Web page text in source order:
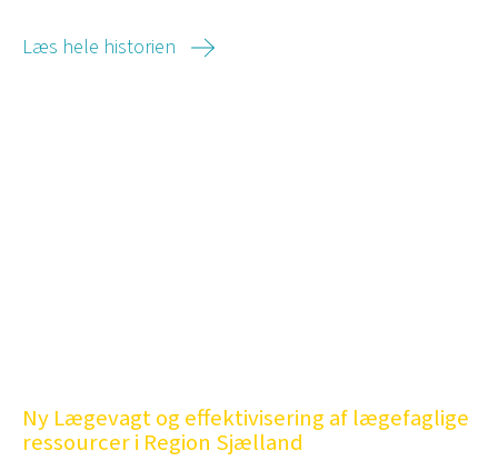
Læs hele historien
Ny Lægevagt og effektivisering af lægefaglige
ressourcer i Region Sjælland